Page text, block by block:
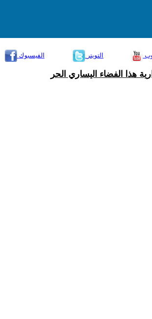
الفيسبوك
التويتر
هذا الفضاء اليساري الحر